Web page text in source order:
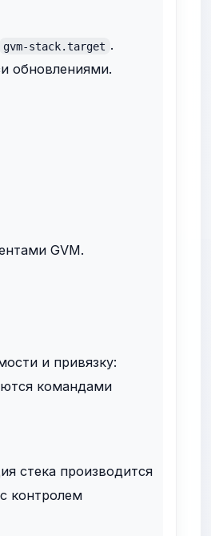
gvm-stack.target .
обновлениями.
GVM.
и привязку:
командами
стека производится
контролем